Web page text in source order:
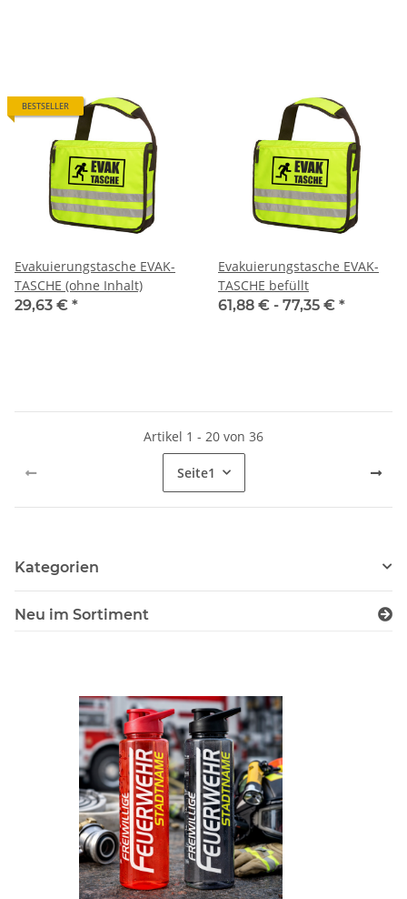
BESTSELLER
Evakuierungstasche EVAK-
TASCHE (ohne Inhalt)
29,63 € *
Evakuierungstasche EVAK-
TASCHE befüllt
61,88 € - 77,35 € *
Artikel 1 - 20 von 36
Seite1
Kategorien
Neu im Sortiment